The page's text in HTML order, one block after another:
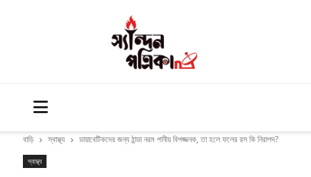
বাড়ি স্বাস্থ্য ডায়াবেটিকদের জন্য ঠান্ডা নরম পানীয় বিপজ্জনক, তা হলে ফলের রস কি নিরাপদ?
স্বাস্থ্য